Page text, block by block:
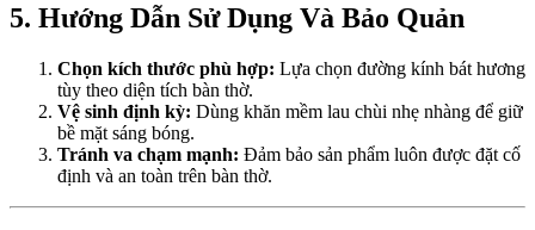
5. Hướng Dẫn Sử Dụng Và Bảo Quản
Chọn kích thước phù hợp: Lựa chọn đường kính bát hương
tùy theo diện tích bàn thờ.
Vệ sinh định kỳ: Dùng khăn mềm lau chùi nhẹ nhàng để giữ
bề mặt sáng bóng.
Tránh va chạm mạnh: Đảm bảo sản phẩm luôn được đặt cố
định và an toàn trên bàn thờ.